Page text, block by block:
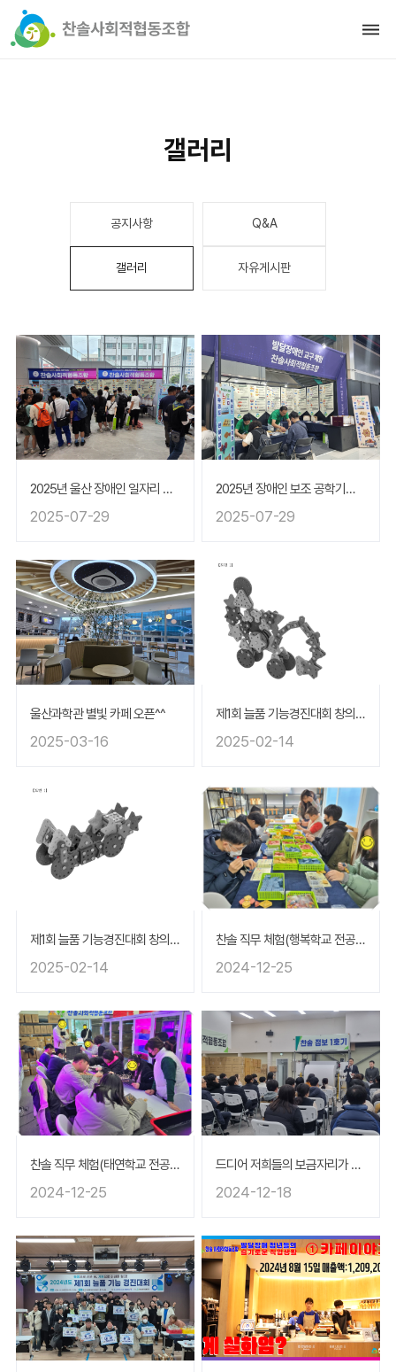
갤러리
공지사항 Q&A
갤러리 자유게시판
2025년 울산 장애인 일자리 박람회 체험 부스 운영
2025-07-29
2025년 장애인 보조 공학기기 박람회 체험 부스 운영
2025-07-29
울산과학관 별빛 카페 오픈^^
2025-03-16
제1회 늘품 기능경진대회 창의용 입상자 작품(포크레인) 특허 디자인 등록 출원 완료!
2025-02-14
제1회 늘품 기능경진대회 창의용 입상자 작품(트랙터) 특허 디자인 등록 출원 완료!
2025-02-14
찬솔 직무 체험(행복학교 전공과)
2024-12-25
찬솔 직무 체험(태연학교 전공과)
2024-12-25
드디어 저희들의 보금자리가 생겼어요^^*
2024-12-18